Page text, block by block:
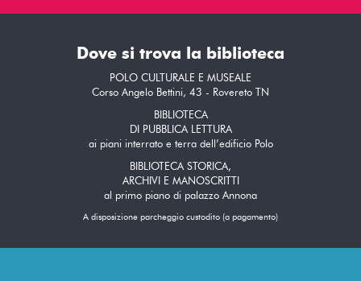
Dove si trova la biblioteca
POLO CULTURALE E MUSEALE
Corso Angelo Bettini, 43 - Rovereto TN
BIBLIOTECA
DI PUBBLICA LETTURA
ai piani interrato e terra dell’edificio Polo
BIBLIOTECA STORICA,
ARCHIVI E MANOSCRITTI
al primo piano di palazzo Annona
A disposizione parcheggio custodito (a pagamento)